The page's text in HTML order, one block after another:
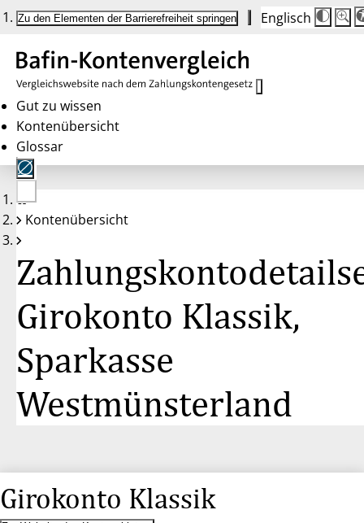
Zu den Elementen der Barrierefreiheit springen Englisch
Die
auf
100
100
Gut zu wissen
Kontenübersicht
Glossar
Keine
Konten
Kontenübersicht
Girokonto Klassik,
Sparkasse
Westmünsterland
Girokonto Klassik